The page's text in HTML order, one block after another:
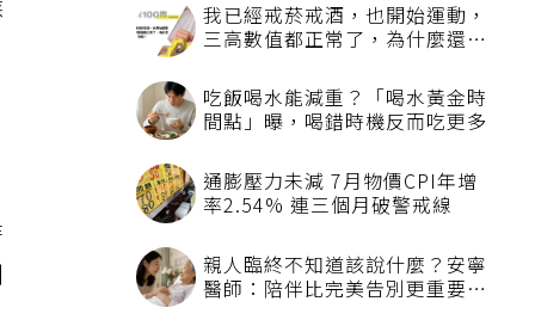
我已經戒菸戒酒，也開始運動，
三高數值都正常了，為什麼還不
吃飯喝水能減重？「喝水黃金時
間點」曝，喝錯時機反而吃更多
通膨壓力未減 7月物價CPI年增
率2.54% 連三個月破警戒線
親人臨終不知道該說什麼？安寧
醫師：陪伴比完美告別更重要，